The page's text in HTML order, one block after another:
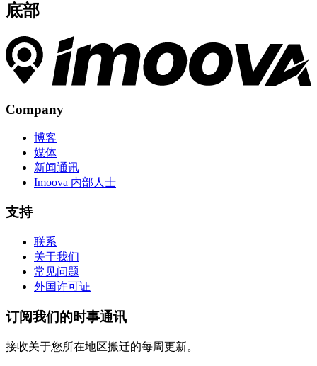
底部
Company
博客
媒体
新闻通讯
Imoova 内部人士
支持
联系
关于我们
常见问题
外国许可证
订阅我们的时事通讯
接收关于您所在地区搬迁的每周更新。